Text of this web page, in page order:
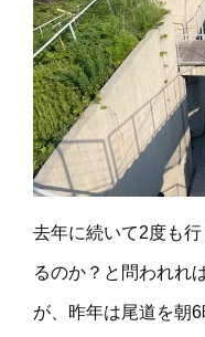
去年に続いて2度も
るのか？と問われれ
が、昨年は尾道を朝